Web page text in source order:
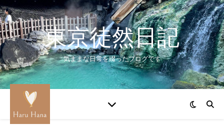
東京徒然日記
気ままな日常を綴ったブログです